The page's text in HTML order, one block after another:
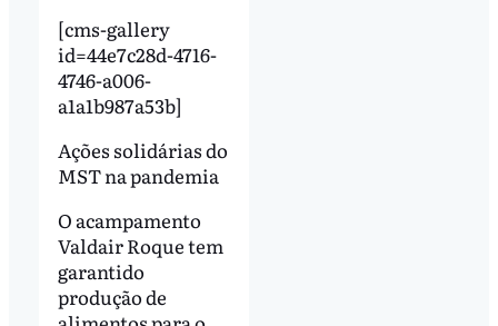
[cms-gallery
id=44e7c28d-4716-
4746-a006-
a1a1b987a53b]
Ações solidárias do
MST na pandemia
O acampamento
Valdair Roque tem
garantido
produção de